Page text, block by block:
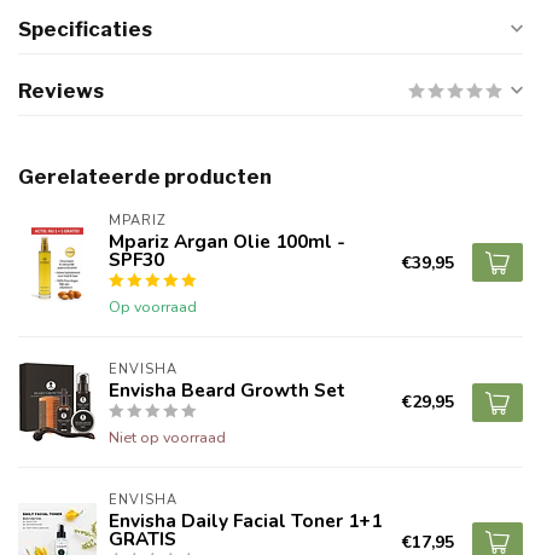
Specificaties
Reviews
Gerelateerde producten
MPARIZ
Mpariz Argan Olie 100ml -
SPF30
Op voorraad
€39,95
ENVISHA
Envisha Beard Growth Set
Niet op voorraad
€29,95
ENVISHA
Envisha Daily Facial Toner 1+1
GRATIS €17,95